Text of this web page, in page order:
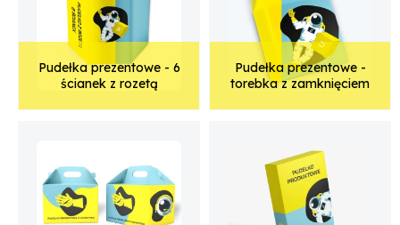
Pudełka prezentowe - 6
ścianek z rozetą
Pudełka prezentowe -
torebka z zamknięciem